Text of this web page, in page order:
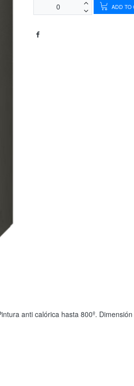
ADD TO
anti calórica hasta 800º.